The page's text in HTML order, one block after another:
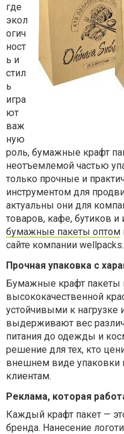
где
экол
огич
ност
ь и
стил
ь
игра
ют
важ
ную
роль, бумажные крафт
неотъемлемой частью
только прочные и
инструментом для
актуальны они для
товаров, кафе, бутиков и
бумажные пакеты оптом
сайте компании
Прочная упаковка с
Бумажные крафт пакеты
высококачественной
устойчивыми к
выдерживают вес
питания до одежды и
решение для тех, кто
внешнем виде упаковки
клиентам.
Реклама, которая
Каждый крафт пакет —
бренда. Нанесение